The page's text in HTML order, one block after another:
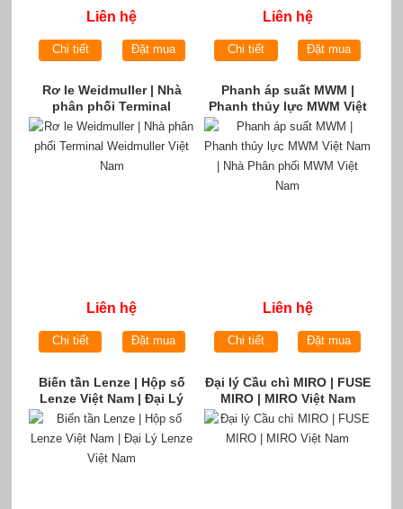
Liên hệ
Chi tiết Đặt mua
Liên hệ
Chi tiết Đặt mua
Rơ le Weidmuller | Nhà
phân phối Terminal
Weidmuller Việt Nam
Liên hệ
Chi tiết Đặt mua
Phanh áp suất MWM |
Phanh thủy lực MWM Việt
Nam | Nhà Phân phối MWM
Việt Nam
Liên hệ
Chi tiết Đặt mua
Biến tần Lenze | Hộp số
Lenze Việt Nam | Đại Lý
Lenze Việt Nam
Đại lý Cầu chì MIRO | FUSE
MIRO | MIRO Việt Nam